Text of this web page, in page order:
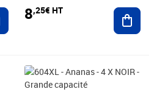
au panier
8,25€ HT
Prix 9,58€ HT